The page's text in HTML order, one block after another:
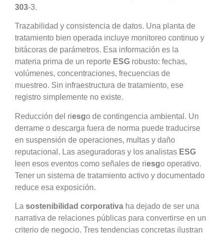
303-3.
Trazabilidad y consistencia de datos. Una planta de
tratamiento bien operada incluye monitoreo continuo y
bitácoras de parámetros. Esa información es la
materia prima de un reporte ESG robusto: fechas,
volúmenes, concentraciones, frecuencias de
muestreo. Sin infraestructura de tratamiento, ese
registro simplemente no existe.
Reducción del riesgo de contingencia ambiental. Un
derrame o descarga fuera de norma puede traducirse
en suspensión de operaciones, multas y daño
reputacional. Las aseguradoras y los analistas ESG
leen esos eventos como señales de riesgo operativo.
Tener un sistema de tratamiento activo y documentado
reduce esa exposición.
La sostenibilidad corporativa ha dejado de ser una
narrativa de relaciones públicas para convertirse en un
criterio de negocio. Tres tendencias concretas ilustran